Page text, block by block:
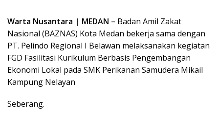
Warta Nusantara | MEDAN – Badan Amil Zakat
Nasional (BAZNAS) Kota Medan bekerja sama dengan
PT. Pelindo Regional I Belawan melaksanakan kegiatan
FGD Fasilitasi Kurikulum Berbasis Pengembangan
Ekonomi Lokal pada SMK Perikanan Samudera Mikail
Kampung Nelayan
Seberang.